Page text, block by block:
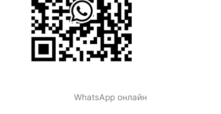
WhatsApp онлайн